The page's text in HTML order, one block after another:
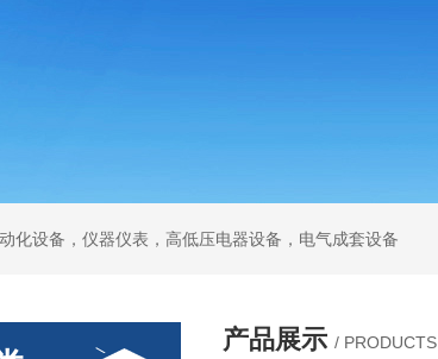
化设备，仪器仪表，高低压电器设备，电气成套设备
产品展示 / PRODUCTS